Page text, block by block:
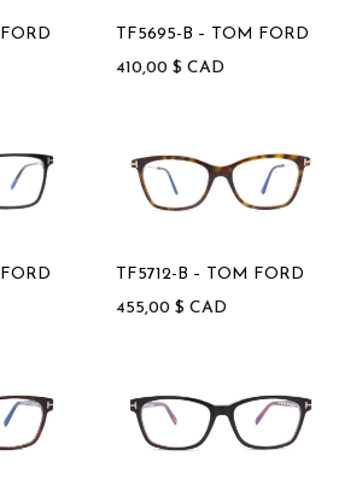
TF5695-B – TOM FORD
410,00 $ CAD
TF5712-B – TOM FORD
455,00 $ CAD